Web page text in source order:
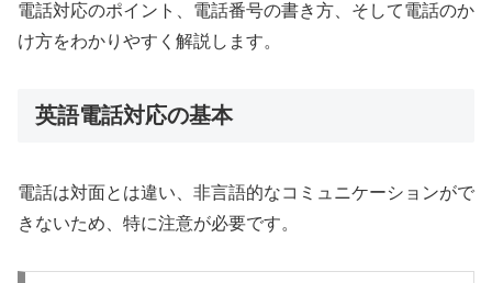
電話対応のポイント、電話番号の書き方、そして電話のか
け方をわかりやすく解説します。
英語電話対応の基本
電話は対面とは違い、非言語的なコミュニケーションがで
きないため、特に注意が必要です。